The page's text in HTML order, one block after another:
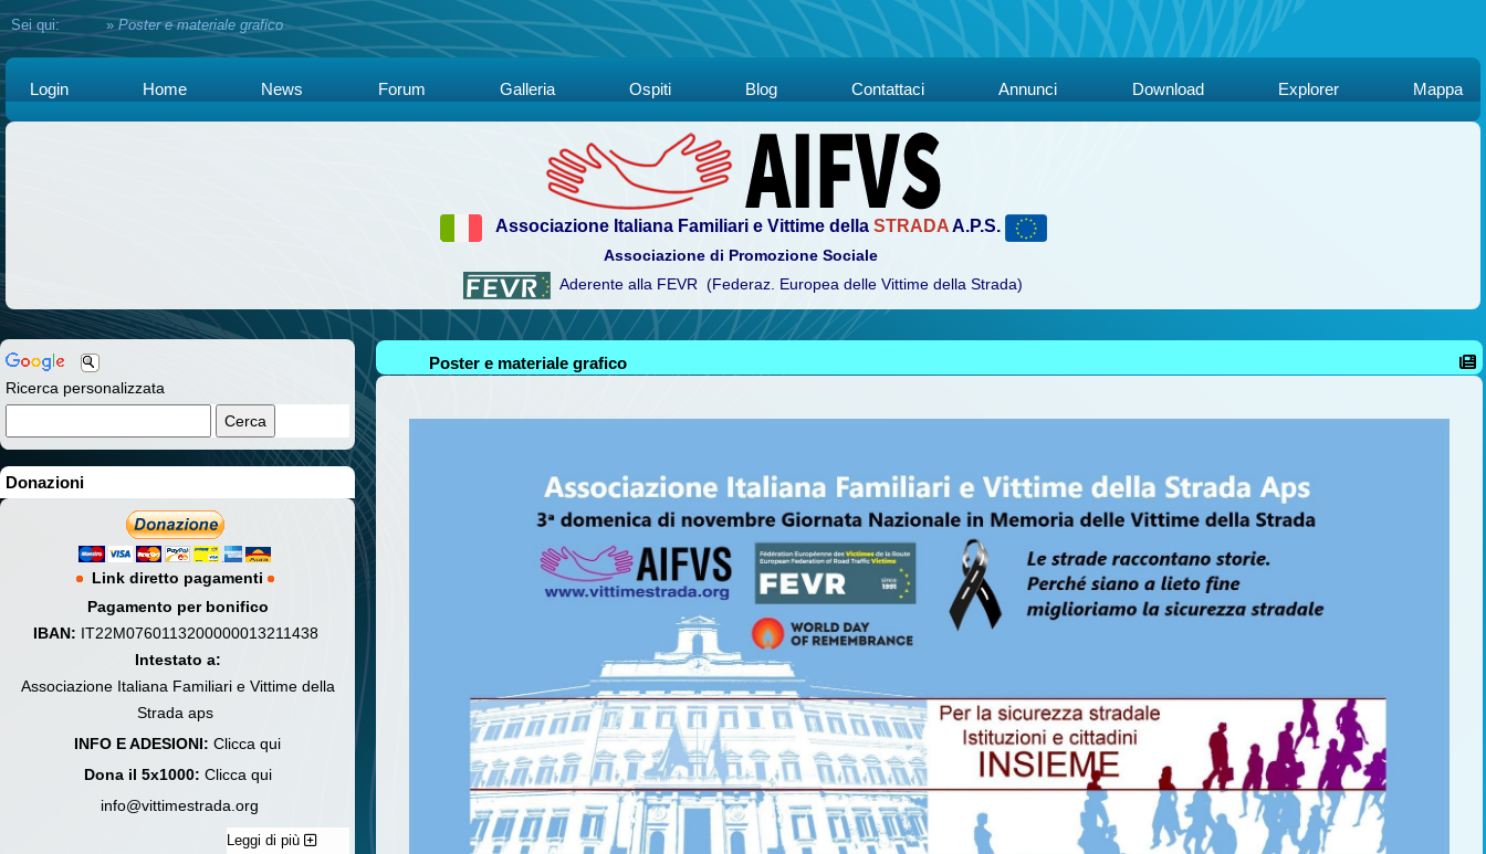
Sei qui:Home »Poster e materiale grafico
Login Home News Forum Galleria Ospiti Blog Contattaci Annunci Download Explorer Mappa
Associazione Italiana Familiari e Vittime della STRADAA.P.S.
Associazione di Promozione Sociale
Aderente alla FEVR (Federaz. Europea delle Vittime della Strada)
Ricerca personalizzata
Donazioni
Link diretto pagamenti
Pagamento per bonifico
IBAN: IT22M0760113200000013211438
Intestato a:
Associazione Italiana Familiari e Vittime della
Strada aps
INFO E ADESIONI: Clicca qui
Dona il 5x1000: Clicca qui
info@vittimestrada.org
Leggi di più
Poster e materiale grafico